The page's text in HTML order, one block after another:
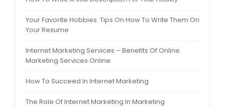
Your Favorite Hobbies: Tips On How To Write Them On
Your Resume
Internet Marketing Services – Benefits Of Online
Marketing Services Online
How To Succeed In Internet Marketing
The Role Of Internet Marketing In Marketing